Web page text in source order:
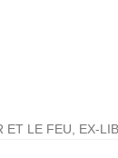
ET LE FEU, EX-